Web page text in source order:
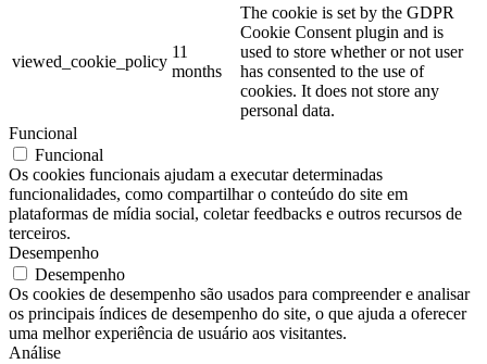
viewed_cookie_policy
11
months
The cookie is set by the GDPR
Cookie Consent plugin and is
used to store whether or not user
has consented to the use of
cookies. It does not store any
personal data.
Funcional
Funcional
Os cookies funcionais ajudam a executar determinadas
funcionalidades, como compartilhar o conteúdo do site em
plataformas de mídia social, coletar feedbacks e outros recursos de
terceiros.
Desempenho
Desempenho
Os cookies de desempenho são usados para compreender e analisar
os principais índices de desempenho do site, o que ajuda a oferecer
uma melhor experiência de usuário aos visitantes.
Análise